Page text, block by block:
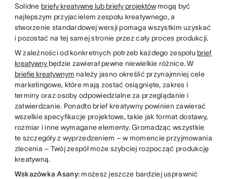
Solidne briefy kreatywne lub briefy projektówmogą być
najlepszym przyjacielem zespołu kreatywnego, a
stworzenie standardowej wersji pomaga wszystkim uzyskać
i pozostać na tej samej stronie przez cały proces produkcji.
W zależności od konkretnych potrzeb każdego zespołu brief
kreatywny będzie zawierał pewne niewielkie różnice. W
briefie kreatywnym należy jasno określić przynajmniej cele
marketingowe, które mają zostać osiągnięte, zakres i
terminy oraz osoby odpowiedzialne za przeglądanie i
zatwierdzanie. Ponadto brief kreatywny powinien zawierać
wszelkie specyfikacje projektowe, takie jak format dostawy,
rozmiar i inne wymagane elementy. Gromadząc wszystkie
te szczegóły z wyprzedzeniem – w momencie przyjmowania
zlecenia – Twój zespół może szybciej rozpocząć produkcję
kreatywną.
Wskazówka Asany: możesz jeszcze bardziej usprawnić